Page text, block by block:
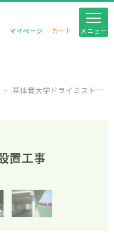
メニュー
カート
マイページ
某体育大学ドライミスト設置工事
置工事